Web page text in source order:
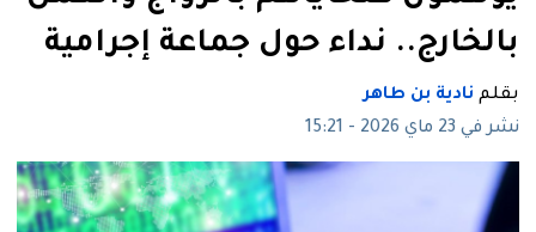
بالخارج.. نداء حول جماعة إجرامية
بقلم نادية بن طاهر
نشر في 23 ماي 2026 - 15:21